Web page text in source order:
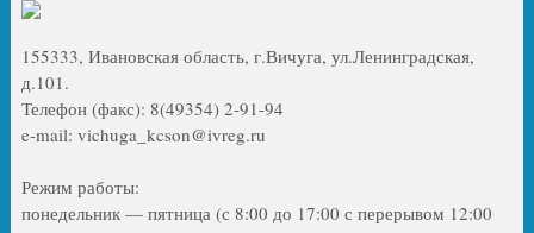
155333, Ивановская область, г.Вичуга, ул.Ленинградская,
д.101.
Телефон (факс): 8(49354) 2-91-94
e-mail: vichuga_kcson@ivreg.ru
Режим работы:
понедельник — пятница (с 8:00 до 17:00 с перерывом 12:00